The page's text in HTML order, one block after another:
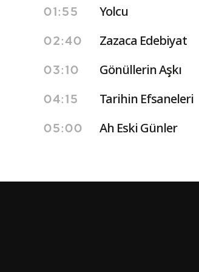
01:55 Yolcu
02:40 Zazaca Edebiyat
03:10 Gönüllerin Aşkı
04:15 Tarihin Efsaneleri
05:00 Ah Eski Günler